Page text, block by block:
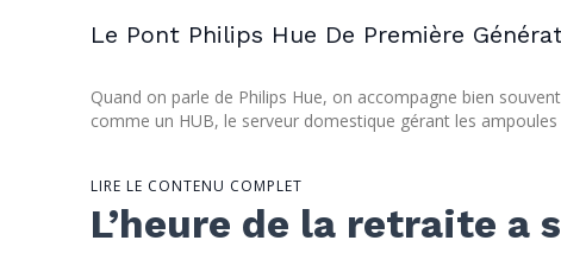
Le Pont Philips Hue De Première
Quand on parle de Philips Hue, on accompagne bien
comme un HUB, le serveur domestique gérant les
LIRE LE CONTENU COMPLET
L’heure de la retraite a